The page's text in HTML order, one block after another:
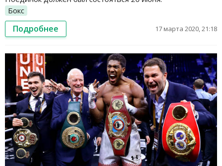
Бокс
Подробнее 17 марта 2020, 21:18